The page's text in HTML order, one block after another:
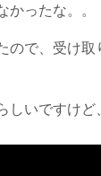
かったな。。
ので、受け取
しいですけ